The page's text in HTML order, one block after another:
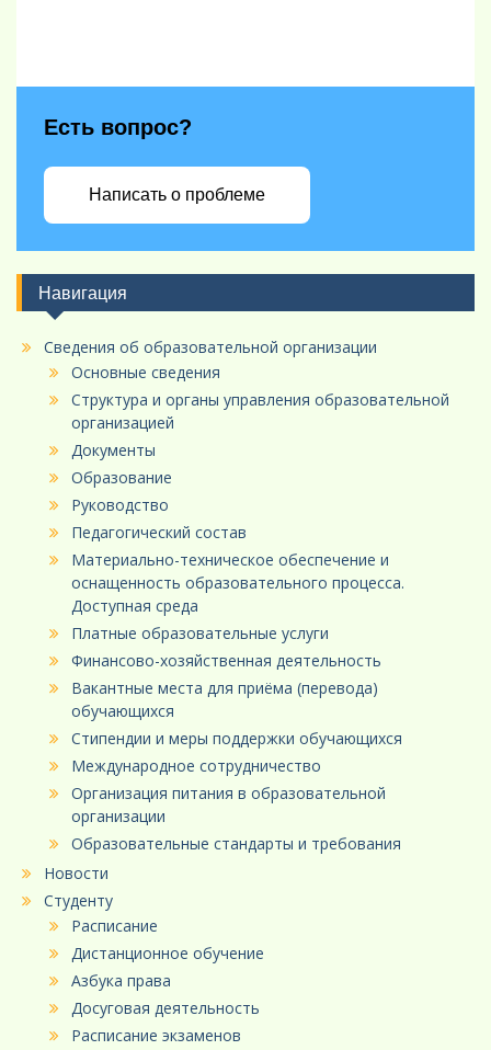
Есть вопрос?
Написать о проблеме
Навигация
Сведения об образовательной организации
Основные сведения
Структура и органы управления образовательной
организацией
Документы
Образование
Руководство
Педагогический состав
Материально-техническое обеспечение и
оснащенность образовательного процесса.
Доступная среда
Платные образовательные услуги
Финансово-хозяйственная деятельность
Вакантные места для приёма (перевода)
обучающихся
Стипендии и меры поддержки обучающихся
Международное сотрудничество
Организация питания в образовательной
организации
Образовательные стандарты и требования
Новости
Студенту
Расписание
Дистанционное обучение
Азбука права
Досуговая деятельность
Расписание экзаменов